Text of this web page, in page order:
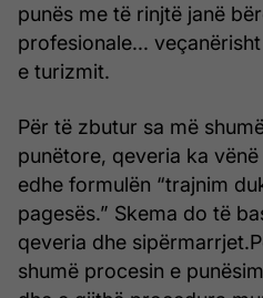
punës me të rinjtë janë
profesionale...
e turizmit.
Për të zbutur sa më
punëtore, qeveria ka
edhe formulën “trajnim
pagesës.” Skema do të
qeveria dhe
shumë procesin e